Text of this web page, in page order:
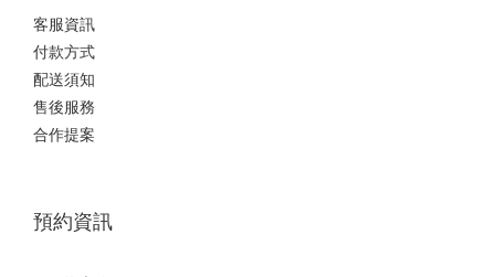
客服資訊
付款方式
配送須知
售後服務
合作提案
預約資訊